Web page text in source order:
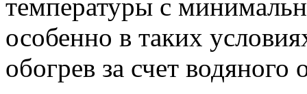
температуры с
особенно в таких
обогрев за счет водяного